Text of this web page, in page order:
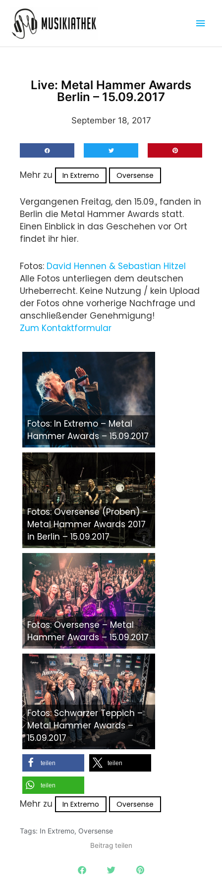
Inhalt
springen
Live: Metal Hammer Awards
Berlin – 15.09.2017
September 18, 2017
Mehr zu In Extremo Oversense
Vergangenen Freitag, den 15.09., fanden in
Berlin die Metal Hammer Awards statt.
Einen Einblick in das Geschehen vor Ort
findet ihr hier.
Fotos: David Hennen & Sebastian Hitzel
Alle Fotos unterliegen dem deutschen
Urheberrecht. Keine Nutzung / kein Upload
der Fotos ohne vorherige Nachfrage und
anschließender Genehmigung!
Zum Kontaktformular
Fotos: In Extremo – Metal
Hammer Awards – 15.09.2017
Fotos: Oversense (Proben) –
Metal Hammer Awards 2017
in Berlin – 15.09.2017
Fotos: Oversense – Metal
Hammer Awards – 15.09.2017
Fotos: Schwarzer Teppich –
Metal Hammer Awards –
15.09.2017
teilen teilen
teilen
Mehr zu In Extremo Oversense
Tags: In Extremo, Oversense
Beitrag teilen